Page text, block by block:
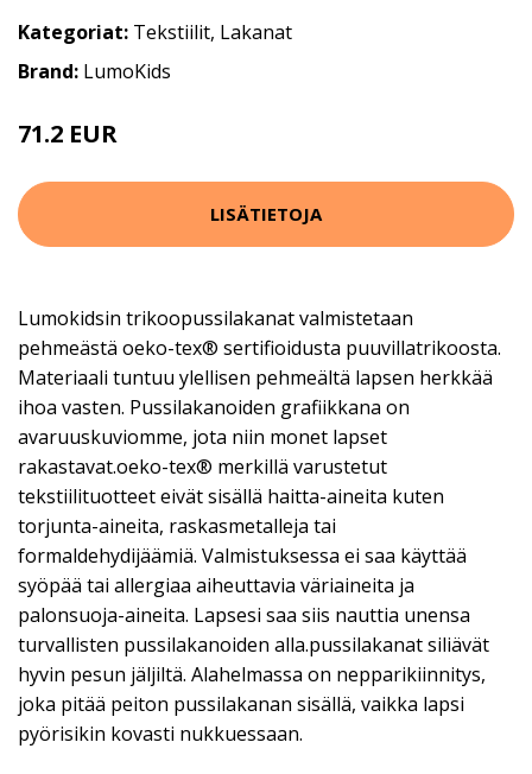
Kategoriat: Tekstiilit, Lakanat
Brand: LumoKids
71.2 EUR
LISÄTIETOJA
Lumokidsin trikoopussilakanat valmistetaan
pehmeästä oeko-tex® sertifioidusta puuvillatrikoosta.
Materiaali tuntuu ylellisen pehmeältä lapsen herkkää
ihoa vasten. Pussilakanoiden grafiikkana on
avaruuskuviomme, jota niin monet lapset
rakastavat.oeko-tex® merkillä varustetut
tekstiilituotteet eivät sisällä haitta-aineita kuten
torjunta-aineita, raskasmetalleja tai
formaldehydijäämiä. Valmistuksessa ei saa käyttää
syöpää tai allergiaa aiheuttavia väriaineita ja
palonsuoja-aineita. Lapsesi saa siis nauttia unensa
turvallisten pussilakanoiden alla.pussilakanat siliävät
hyvin pesun jäljiltä. Alahelmassa on nepparikiinnitys,
joka pitää peiton pussilakanan sisällä, vaikka lapsi
pyörisikin kovasti nukkuessaan.